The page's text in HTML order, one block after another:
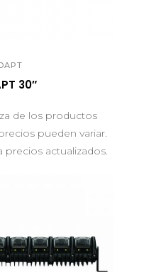
30″
de los productos
pueden variar.
precios actualizados.